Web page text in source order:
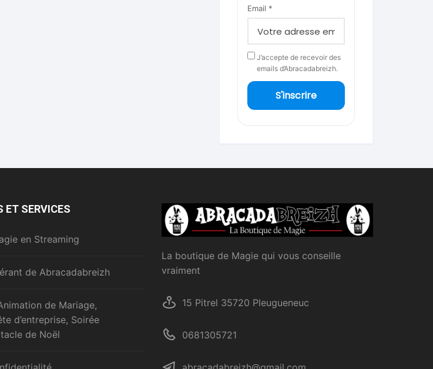
Email *
J’accepte de recevoir des
emails d’Abracadabreizh.
S'inscrire
ET SERVICES
en Streaming
de Abracadabreizh
de Mariage,
d’entreprise, Soirée
de Noël
La boutique de Magie qui vous conseille
vraiment
15 Pitrel 35720 Pleugueneuc
0681305721